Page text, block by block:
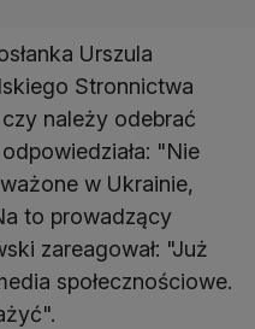
Urszula
Stronnictwa
należy odebrać
"Nie
w Ukrainie,
to prowadzący
zareagował: "Już
społecznościowe.